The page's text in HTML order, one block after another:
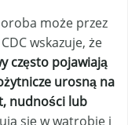
może przez
wskazuje, że
często pojawiają
urosną na
nudności lub
się w wątrobie i